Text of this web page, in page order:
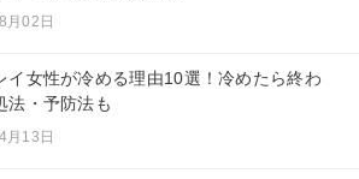
月02日
イ女性が冷める理由10選！冷めたら終わ
法・予防法も
月13日